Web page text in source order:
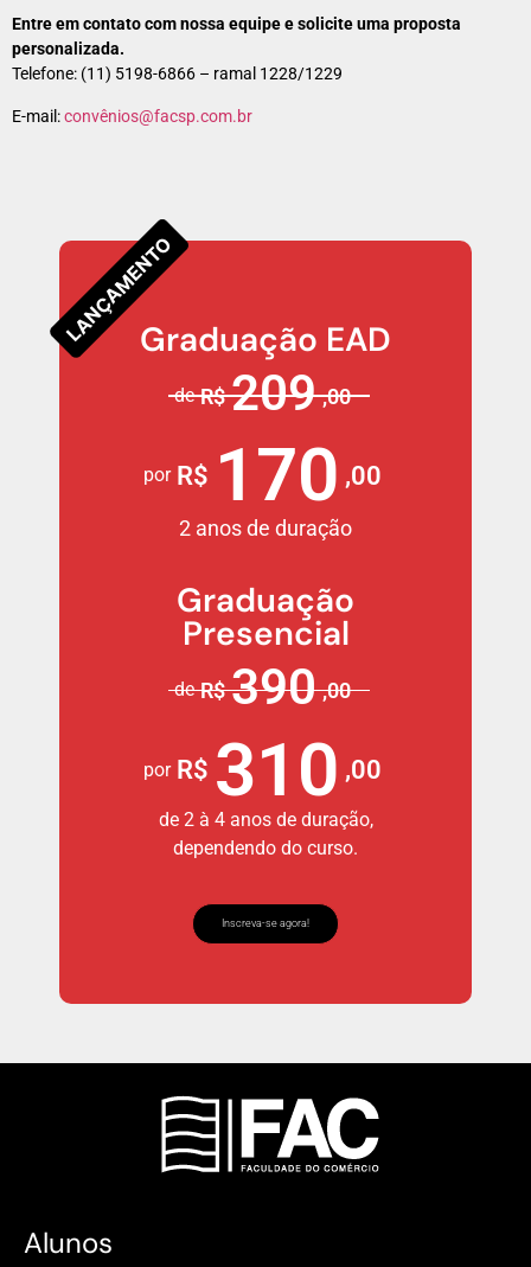
Entre em contato com nossa equipe e solicite uma proposta
personalizada.
Telefone: (11) 5198-6866 – ramal 1228/1229
E-mail:convênios@facsp.com.br
LANÇAMENTOGraduação EAD
de R$ 209 ,00
por R$ 170 ,00
2 anos de duração
Graduação
Presencial
de R$ 390 ,00
por R$ 310 ,00
de 2 à 4 anos de duração,
dependendo do curso.
Inscreva-se agora!
Alunos